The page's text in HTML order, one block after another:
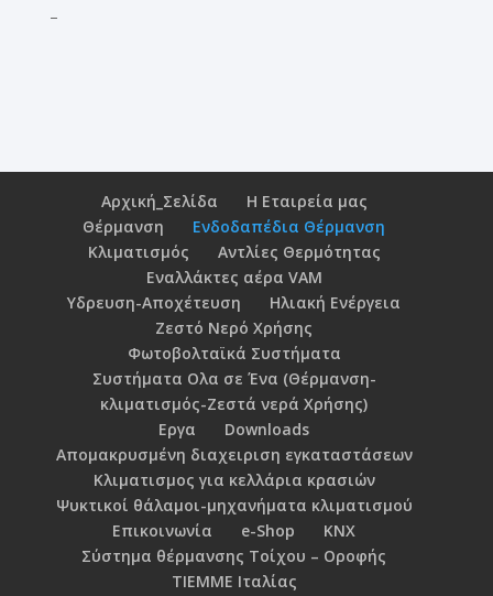
–
Αρχική_Σελίδα
Η Εταιρεία μας
Θέρμανση
Ενδοδαπέδια Θέρμανση
Κλιματισμός
Αντλίες Θερμότητας
Εναλλάκτες αέρα VAM
Υδρευση-Αποχέτευση
Ηλιακή Ενέργεια
Ζεστό Νερό Χρήσης
Φωτοβολταϊκά Συστήματα
Συστήματα Ολα σε Ένα (Θέρμανση-
κλιματισμός-Ζεστά νερά Χρήσης)
Εργα
Downloads
Απομακρυσμένη διαχειριση εγκαταστάσεων
Κλιματισμος για κελλάρια κρασιών
Ψυκτικοί θάλαμοι-μηχανήματα κλιματισμού
Επικοινωνία
e-Shop
KNX
Σύστημα θέρμανσης Τοίχου – Οροφής
TIEMME Ιταλίας